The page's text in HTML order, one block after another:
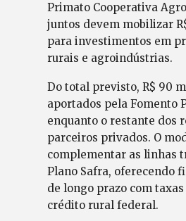
Primato Cooperativa
juntos devem mobilizar
para investimentos em
rurais e agroindústrias.
Do total previsto, R$ 90
aportados pela Fomento
enquanto o restante dos
parceiros privados. O
complementar as linhas
Plano Safra, oferecendo
de longo prazo com
crédito rural federal.